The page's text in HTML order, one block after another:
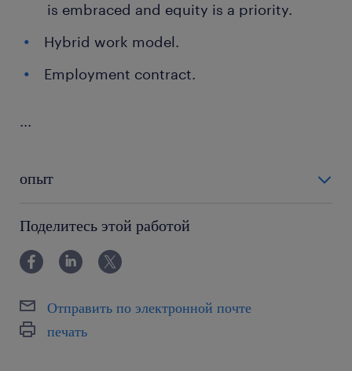
is embraced and equity is a priority.
Hybrid work model.
Employment contract.
...
опыт
Поделитесь этой работой
Отправить по электронной почте
печать